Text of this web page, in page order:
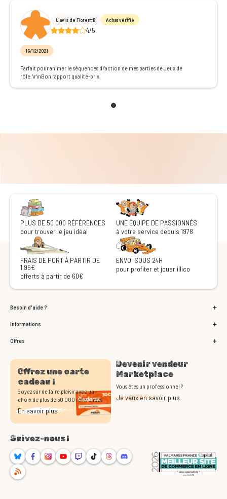
L'avis de Florent B Achat vérifié
4/5
16/12/2021
Parfait pour animer le séquences d\'action de mes parties de Jeux de
rôle.\r\nBon rapport qualité-prix.
PLUS DE 50 000 RÉFÉRENCES
pour trouver le jeu idéal
UNE ÉQUIPE DE PASSIONNÉS
à votre service depuis 1978
FRAIS DE PORT À PARTIR DE
1,95€
offerts à partir de 60€
ENVOI SOUS 24H
pour profiter et jouer illico
Besoin d'aide ?
Informations
Offres
Offrez une carte
cadeau !
Soyez sûr de faire plaisir avec un
choix de plus de 50 000 références
En savoir plus
Devenir vendeur
Marketplace
Vous êtes un professionnel ?
Je veux en savoir plus
Suivez-nous !
BlueskyFacebookInstagram
YoutubeTwitchTikTokThreadsDiscord
RSS